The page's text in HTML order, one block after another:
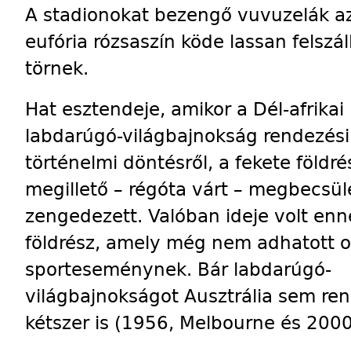
A stadionokat bezengő vuvuzelák
eufória rózsaszín köde lassan
törnek.
Hat esztendeje, amikor a Dél-
labdarúgó-világbajnokság
történelmi döntésről, a fekete
megillető – régóta várt –
zengedezett. Valóban ideje volt
földrész, amely még nem adhatott
sporteseménynek. Bár labdarúgó-
világbajnokságot Ausztrália sem
kétszer is (1956, Melbourne és